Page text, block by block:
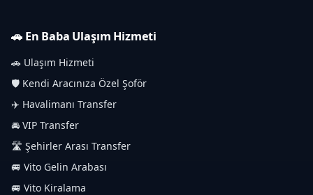
🚗 En Baba Ulaşım Hizmeti
🚗 Ulaşım Hizmeti
🛡️ Kendi Aracınıza Özel Şoför
✈️ Havalimanı Transfer
🚘 VIP Transfer
🛣️ Şehirler Arası Transfer
🚐 Vito Gelin Arabası
🚐 Vito Kiralama